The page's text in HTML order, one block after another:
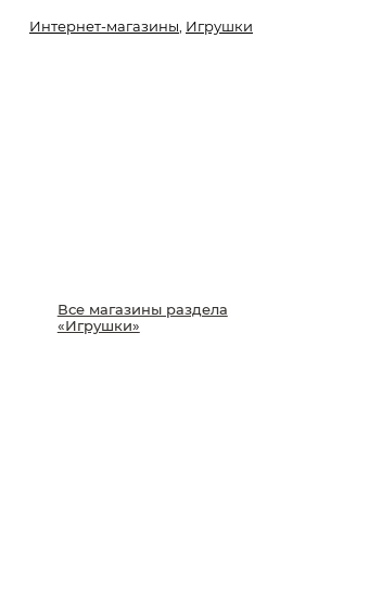
Интернет-магазины Игрушки
Все магазины раздела
«Игрушки»